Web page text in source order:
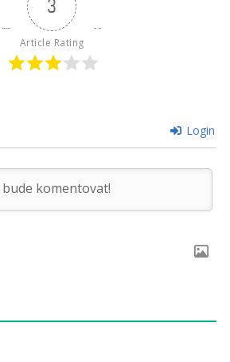
3
Article Rating
Login